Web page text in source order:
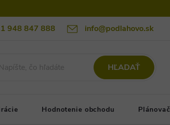
948 847 888 info@podlahovo.sk
podlahovo.sk Reklamačné podmienky
HĽADAŤ
Hodnotenie obchodu